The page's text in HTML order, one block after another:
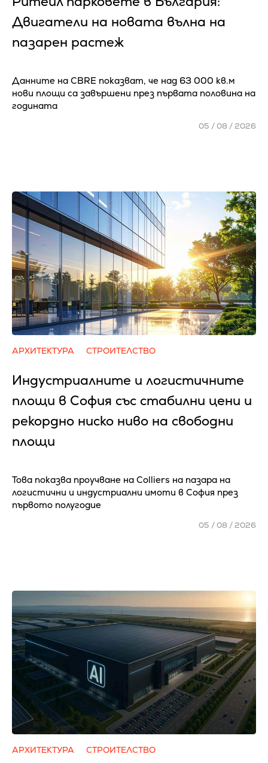
Двигатели на новата вълна на
пазарен растеж
Данните на CBRE показват, че над 63 000 кв.м
нови площи са завършени през първата половина на
годината
05 / 08 / 2026
АРХИТЕКТУРА СТРОИТЕЛСТВО
Индустриалните и логистичните
площи в София със стабилни цени и
рекордно ниско ниво на свободни
площи
Това показва проучване на Colliers на пазара на
логистични и индустриални имоти в София през
първото полугодие
05 / 08 / 2026
АРХИТЕКТУРА СТРОИТЕЛСТВО